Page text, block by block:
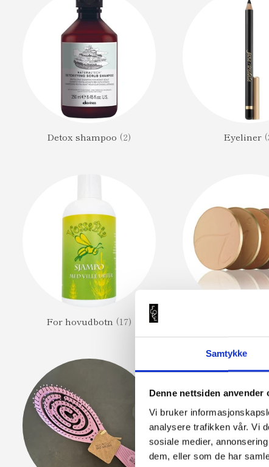
Samtykke
Denne nettsiden anvender
Vi bruker
analysere trafikken vår. Vi
sosiale medier,
dem, eller som de har
Detox shampoo (2) Eyeliner
For hovudbotn (17)